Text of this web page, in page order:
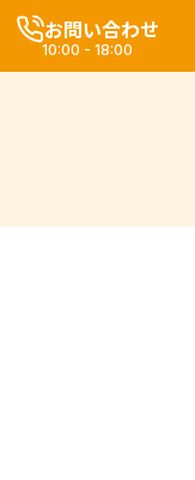
お問い合わせ
10:00 - 18:00